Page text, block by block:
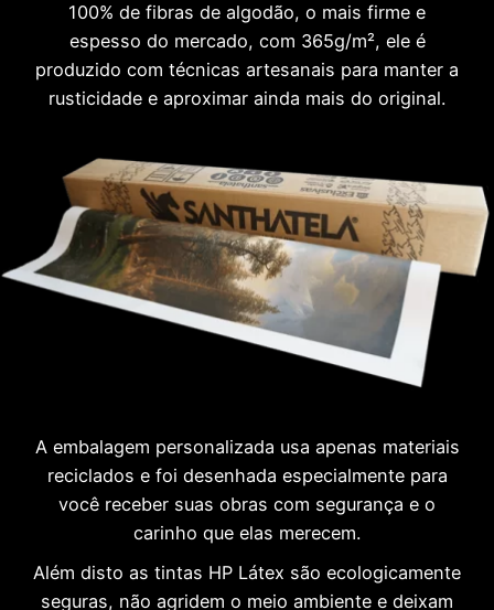
100% de fibras de algodão, o mais firme e
espesso do mercado, com 365g/m², ele é
produzido com técnicas artesanais para manter a
rusticidade e aproximar ainda mais do original.
A embalagem personalizada usa apenas materiais
reciclados e foi desenhada especialmente para
você receber suas obras com segurança e o
carinho que elas merecem.
Além disto as tintas HP Látex são ecologicamente
seguras, não agridem o meio ambiente e deixam